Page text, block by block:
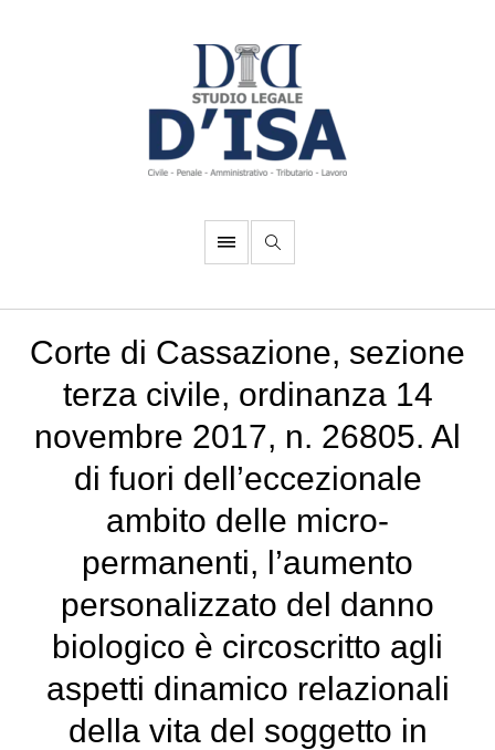
Corte di Cassazione, sezione
terza civile, ordinanza 14
novembre 2017, n. 26805. Al
di fuori dell’eccezionale
ambito delle micro-
permanenti, l’aumento
personalizzato del danno
biologico è circoscritto agli
aspetti dinamico relazionali
della vita del soggetto in